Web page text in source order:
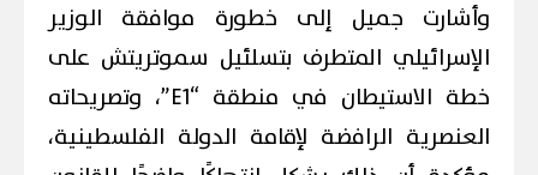
وأشارت جميل إلى خطورة موافقة الوزير
الإسرائيلي المتطرف بتسلئيل سموتريتش على
خطة الاستيطان في منطقة “E1”، وتصريحاته
العنصرية الرافضة لإقامة الدولة الفلسطينية،